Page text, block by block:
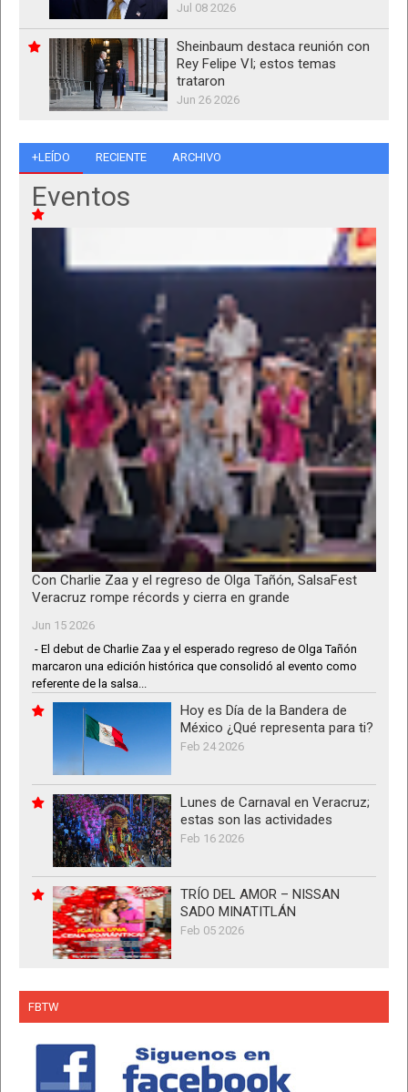
Jul 08 2026
Sheinbaum destaca reunión con
Rey Felipe VI; estos temas
trataron
Jun 26 2026
+LEÍDO RECIENTE ARCHIVO
Eventos
Con Charlie Zaa y el regreso de Olga Tañón, SalsaFest
Veracruz rompe récords y cierra en grande
Jun 15 2026
- El debut de Charlie Zaa y el esperado regreso de Olga Tañón
marcaron una edición histórica que consolidó al evento como
referente de la salsa...
Hoy es Día de la Bandera de
México ¿Qué representa para ti?
Feb 24 2026
Lunes de Carnaval en Veracruz;
estas son las actividades
Feb 16 2026
TRÍO DEL AMOR – NISSAN
SADO MINATITLÁN
Feb 05 2026
FBTW